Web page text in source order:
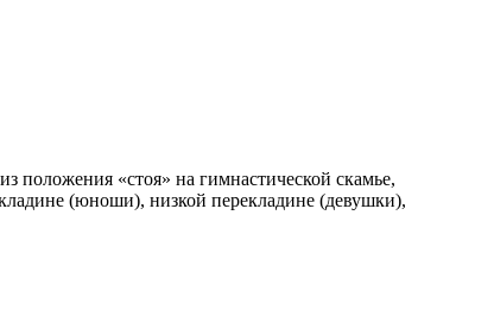
положения «стоя» на гимнастической скамье,
(юноши), низкой перекладине (девушки),